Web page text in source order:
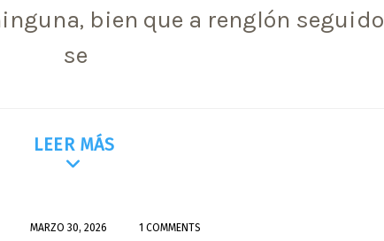
bien que a renglón seguido
se
LEER MÁS
MARZO 30, 2026 1 COMMENTS